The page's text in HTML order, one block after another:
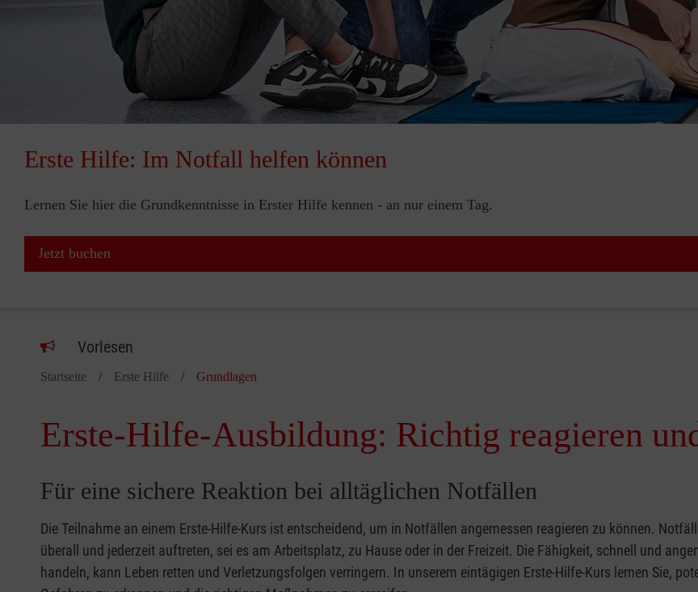
Erste Hilfe: Im Notfall helfen können
Lernen Sie hier die Grundkenntnisse in Erster Hilfe kennen - an nur einem Tag.
Jetzt buchen
Vorlesen
Startseite Erste Hilfe Grundlagen
Erste-Hilfe-Ausbildung: Richtig reagieren
Für eine sichere Reaktion bei alltäglichen Notfällen
Die Teilnahme an einem Erste-Hilfe-Kurs ist entscheidend, um in Notfällen angemessen reagieren zu können.
überall und jederzeit auftreten, sei es am Arbeitsplatz, zu Hause oder in der Freizeit. Die Fähigkeit, schnell und
handeln, kann Leben retten und Verletzungsfolgen verringern. In unserem eintägigen Erste-Hilfe-Kurs lernen Sie,